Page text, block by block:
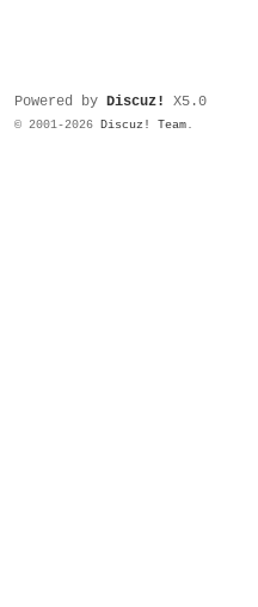
Powered by Discuz! X5.0
© 2001-2026 Discuz! Team.